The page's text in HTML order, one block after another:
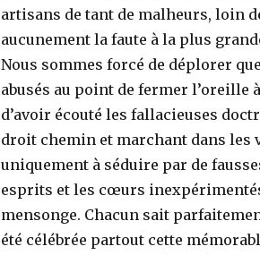
artisans de tant de malheurs, loin
aucunement la faute à la plus
Nous sommes forcé de déplorer
abusés au point de fermer l’oreille
d’avoir écouté les fallacieuses
droit chemin et marchant dans les
uniquement à séduire par de
esprits et les cœurs
mensonge. Chacun sait
été célébrée partout cette